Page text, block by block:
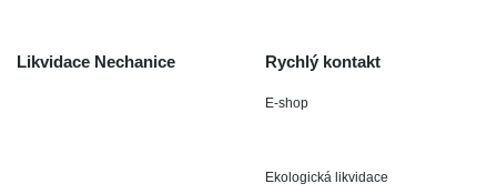
Likvidace Nechanice Rychlý kontakt
E-shop
Ekologická likvidace